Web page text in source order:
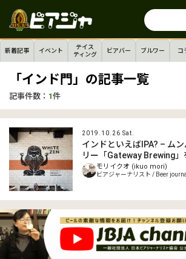
新着記事 イベント
テイス
ティング
ビアバー ブルワー コ
「インド門」の記事一覧
記事件数： 1件
2019.10.26 Sat.
インドといえばIPA? – ム
リー「Gateway Brewing」
モリイクオ (ikuo mori)
ビアジャーナリスト / Beer